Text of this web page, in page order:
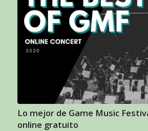
Lo mejor de Game Music
online gratuito